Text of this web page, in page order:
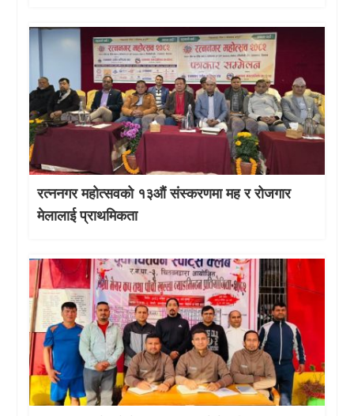
रत्ननगर महोत्सवको १३औं संस्करणमा मह र रोजगार
मेलालाई प्राथमिकता